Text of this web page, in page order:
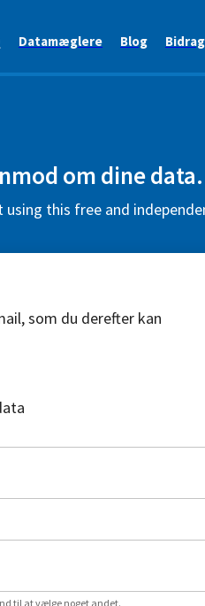
Datamæglere Blog Bidrag
om dine data.
this free and
som du derefter kan
til at vælge noget andet.